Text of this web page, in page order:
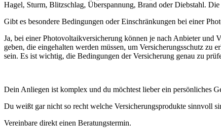
Hagel, Sturm, Blitzschlag, Überspannung, Brand oder Diebstahl.
Gibt es besondere Bedingungen oder Einschränkungen bei einer
Ja, bei einer Photovoltaikversicherung können je nach Anbieter und
geben, die eingehalten werden müssen, um Versicherungsschutz zu
sein. Es ist wichtig, die Bedingungen der Versicherung genau zu
Dein Anliegen ist komplex und du möchtest lieber ein persönliches
Du weißt gar nicht so recht welche Versicherungsprodukte sinnvoll
Vereinbare direkt einen Beratungstermin.